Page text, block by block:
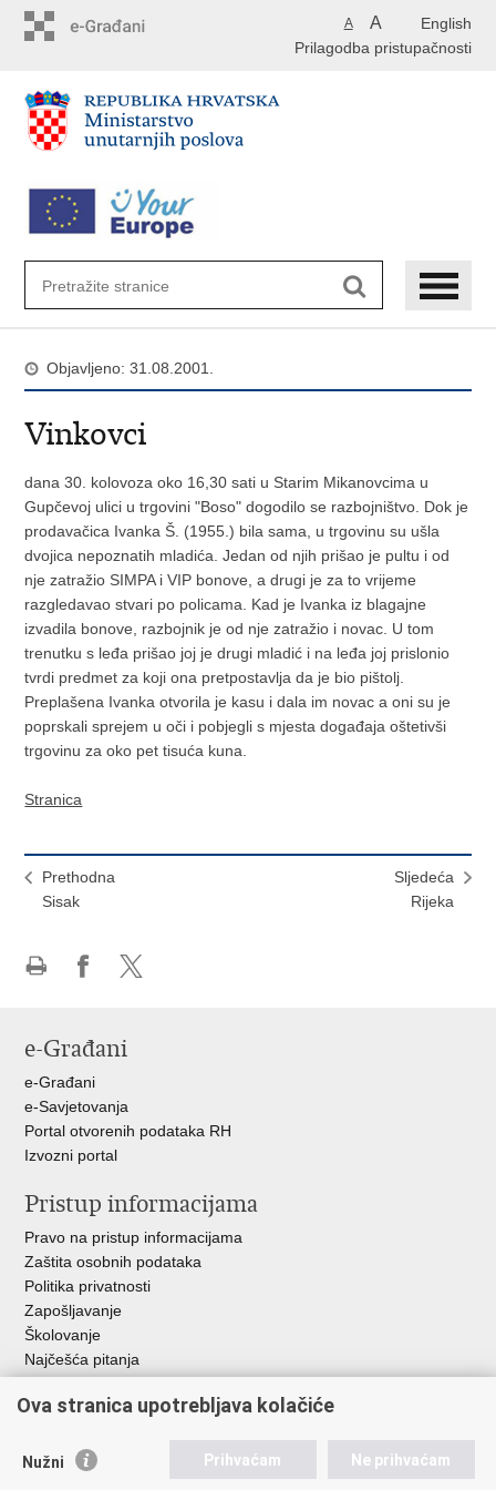
English
A A
Prilagodba pristupačnosti
Objavljeno: 31.08.2001.
Vinkovci
dana 30. kolovoza oko 16,30 sati u Starim Mikanovcima u
Gupčevoj ulici u trgovini "Boso" dogodilo se razbojništvo. Dok je
prodavačica Ivanka Š. (1955.) bila sama, u trgovinu su ušla
dvojica nepoznatih mladića. Jedan od njih prišao je pultu i od
nje zatražio SIMPA i VIP bonove, a drugi je za to vrijeme
razgledavao stvari po policama. Kad je Ivanka iz blagajne
izvadila bonove, razbojnik je od nje zatražio i novac. U tom
trenutku s leđa prišao joj je drugi mladić i na leđa joj prislonio
tvrdi predmet za koji ona pretpostavlja da je bio pištolj.
Preplašena Ivanka otvorila je kasu i dala im novac a oni su je
poprskali sprejem u oči i pobjegli s mjesta događaja oštetivši
trgovinu za oko pet tisuća kuna.
Stranica
Prethodna
Sisak
Sljedeća
Rijeka
Facebooku
X-
e-Građani
e-Građani
e-Savjetovanja
Portal otvorenih podataka RH
Izvozni portal
Pristup informacijama
Pravo na pristup informacijama
Zaštita osobnih podataka
Politika privatnosti
Zapošljavanje
Školovanje
Najčešća pitanja
Važne poveznice
EMN Nacionalna kontaktna točka za Republiku Hrvatsku
Ova stranica upotrebljava kolačiće
Nužni Prihvaćam Ne prihvaćam